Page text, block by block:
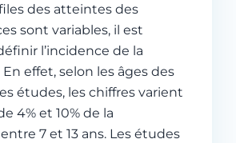
des atteintes des
sont variables, il est
l’incidence de la
effet, selon les âges des
études, les chiffres varient
4% et 10% de la
7 et 13 ans. Les études